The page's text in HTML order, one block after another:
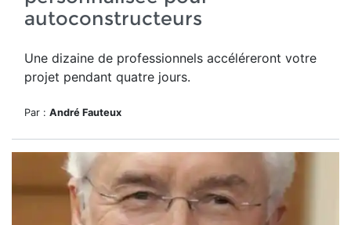
autoconstructeurs
Une dizaine de professionnels accéléreront votre
projet pendant quatre jours.
Par : André Fauteux